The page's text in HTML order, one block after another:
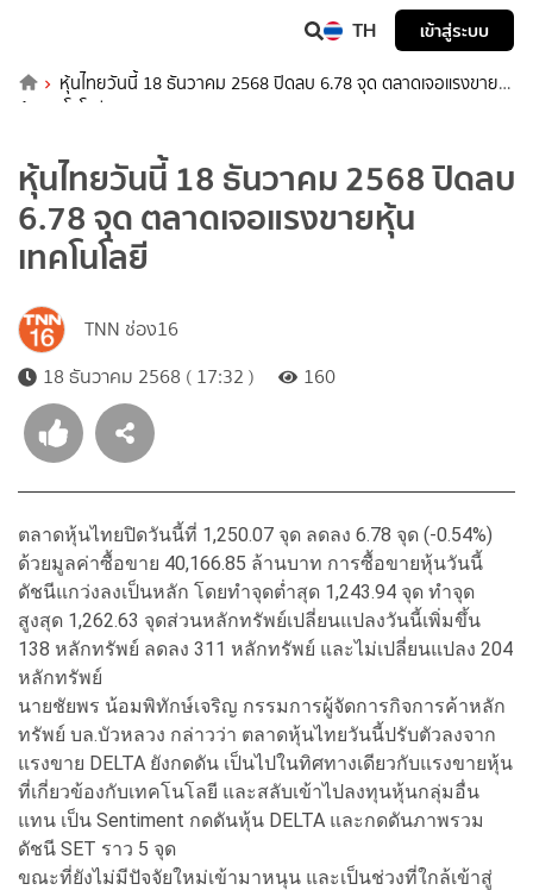
TH เข้าสู่ระบบ
หุ้นไทยวันนี้ 18 ธันวาคม 2568 ปิดลบ 6.78 จุด ตลาดเจอแรงขาย
หุ้นเทคโนโลยี
หุ้นไทยวันนี้ 18 ธันวาคม 2568 ปิดลบ
6.78 จุด ตลาดเจอแรงขายหุ้น
เทคโนโลยี
TNN ช่อง16
18 ธันวาคม 2568 ( 17:32 )
160
ตลาดหุ้นไทยปิดวันนี้ที่ 1,250.07 จุด ลดลง 6.78 จุด (-0.54%)
ด้วยมูลค่าซื้อขาย 40,166.85 ล้านบาท การซื้อขายหุ้นวันนี้
ดัชนีแกว่งลงเป็นหลัก โดยทำจุดต่ำสุด 1,243.94 จุด ทำจุด
สูงสุด 1,262.63 จุดส่วนหลักทรัพย์เปลี่ยนแปลงวันนี้เพิ่มขึ้น
138 หลักทรัพย์ ลดลง 311 หลักทรัพย์ และไม่เปลี่ยนแปลง 204
หลักทรัพย์
นายชัยพร น้อมพิทักษ์เจริญ กรรมการผู้จัดการกิจการค้าหลัก
ทรัพย์ บล.บัวหลวง กล่าวว่า ตลาดหุ้นไทยวันนี้ปรับตัวลงจาก
แรงขาย DELTA ยังกดดัน เป็นไปในทิศทางเดียวกับแรงขายหุ้น
ที่เกี่ยวข้องกับเทคโนโลยี และสลับเข้าไปลงทุนหุ้นกลุ่มอื่น
แทน เป็น Sentiment กดดันหุ้น DELTA และกดดันภาพรวม
ดัชนี SET ราว 5 จุด
ขณะที่ยังไม่มีปัจจัยใหม่เข้ามาหนุน และเป็นช่วงที่ใกล้เข้าสู่